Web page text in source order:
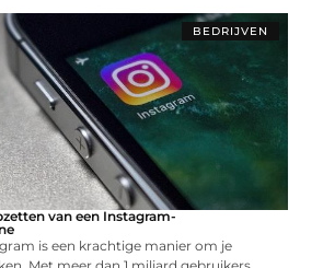
BEDRIJVEN
van een Instagram-
is een krachtige manier om je